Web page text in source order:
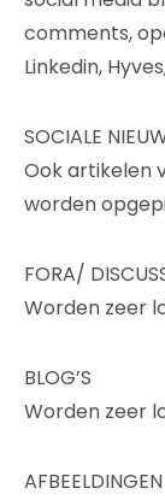
comments,
Linkedin,
SOCIALE
Ook artikelen
worden
FORA/
Worden zeer
BLOG’S
Worden zeer
AFBEELDINGEN